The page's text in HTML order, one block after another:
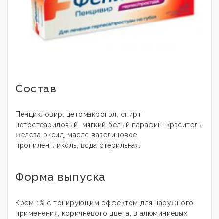
Состав
Пенцикловир, цетомакрогол, спирт
цетостеариловый, мягкий белый парафин, краситель
железа оксид, масло вазелиновое,
пропиленгликоль, вода стерильная.
Форма выпуска
Крем 1% с тонирующим эффектом для наружного
применения, коричневого цвета, в алюминиевых